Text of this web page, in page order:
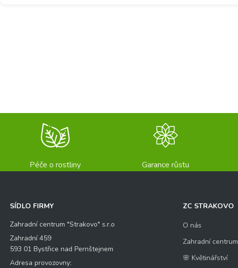
Péče o rostliny Garance růstu
SÍDLO FIRMY
Zahradní centrum "Strakovo" s.r.o
Zahradní 459
593 01 Bystřice nad Pernštejnem
Adresa provozovny:
ZC STRAKOVO
O nás
Zahradní centrum
🌸 Květinářství